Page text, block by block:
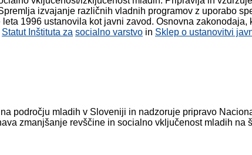
izvajanje različnih vladnih programov z uporabo
1996 ustanovila kot javni zavod. Osnovna
Statut Inštituta za socialno varstvo in Sklep o ustanovitvi
področju mladih v Sloveniji in nadzoruje pripravo
zmanjšanje revščine in socialno vključenost mladih